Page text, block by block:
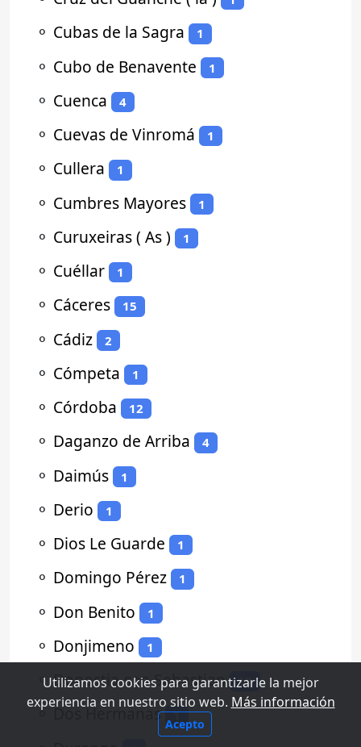
⚬ Cubas de la Sagra 1
⚬ Cubo de Benavente 1
⚬ Cuenca 4
⚬ Cuevas de Vinromá 1
⚬ Cullera 1
⚬ Cumbres Mayores 1
⚬ Curuxeiras ( As ) 1
⚬ Cuéllar 1
⚬ Cáceres 15
⚬ Cádiz 2
⚬ Cómpeta 1
⚬ Córdoba 12
⚬ Daganzo de Arriba 4
⚬ Daimús 1
⚬ Derio 1
⚬ Dios Le Guarde 1
⚬ Domingo Pérez 1
⚬ Don Benito 1
⚬ Donjimeno 1
⚬Donostia-san Sebastian 13
⚬Dos Hermanas 1
Utilizamos cookies para garantizarle la mejor
experiencia en nuestro sitio web. Más información
Acepto